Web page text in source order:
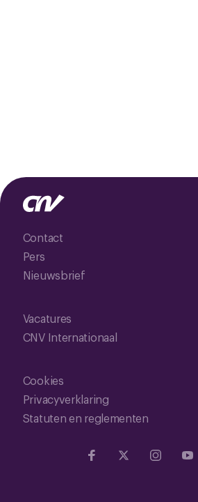
Contact
Pers
Nieuwsbrief
Vacatures
CNV Internationaal
Cookies
Privacyverklaring
Statuten en reglementen